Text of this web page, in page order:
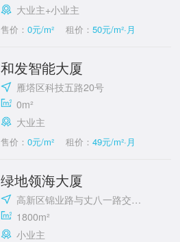
大业主+小业主
售价：0元/m² 租价： 50元/m²·月
和发智能大厦
雁塔区科技五路20号
0m²
大业主
售价：0元/m² 租价： 49元/m²·月
绿地领海大厦
高新区锦业路与丈八一路交汇处
1800m²
小业主